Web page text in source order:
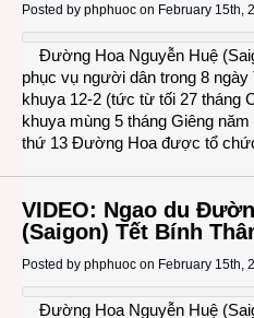
Posted by phphuoc on February 15th,
Đường Hoa Nguyễn Huệ
phục vụ người dân trong 8
khuya 12-2 (tức từ tối 27 tháng
khuya mùng 5 tháng Giêng
thứ 13 Đường Hoa được tổ
VIDEO: Ngao du
(Saigon) Tết Bính
Posted by phphuoc on February 15th,
Đường Hoa Nguyễn Huệ